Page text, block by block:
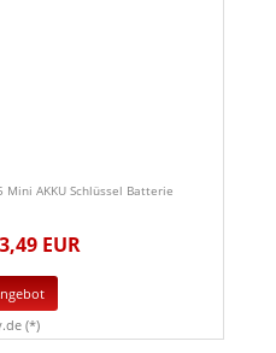
Mini AKKU Schlüssel Batterie
EUR
(*)